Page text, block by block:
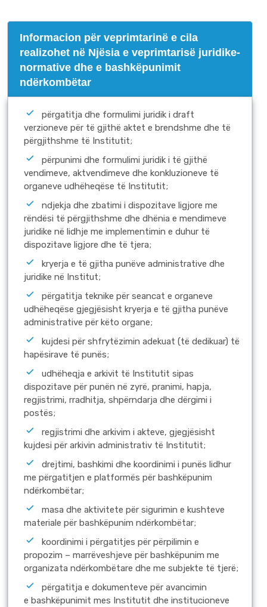
Informacion për veprimtarinë e cila
realizohet në Njësia e veprimtarisë juridike-
normative dhe e bashkëpunimit
ndërkombëtar
përgatitja dhe formulimi juridik i draft
verzioneve për të gjithë aktet e brendshme dhe të
përgjithshme të Institutit;
përpunimi dhe formulimi juridik i të gjithë
vendimeve, aktvendimeve dhe konkluzioneve të
organeve udhëheqëse të Institutit;
ndjekja dhe zbatimi i dispozitave ligjore me
rëndësi të përgjithshme dhe dhënia e mendimeve
juridike në lidhje me implementimin e duhur të
dispozitave ligjore dhe të tjera;
kryerja e të gjitha punëve administrative dhe
juridike në Institut;
përgatitja teknike për seancat e organeve
udhëheqëse gjegjësisht kryerja e të gjitha punëve
administrative për këto organe;
kujdesi për shfrytëzimin adekuat (të dedikuar) të
hapësirave të punës;
udhëheqja e arkivit të Institutit sipas
dispozitave për punën në zyrë, pranimi, hapja,
regjistrimi, rradhitja, shpërndarja dhe dërgimi i
postës;
regjistrimi dhe arkivim i akteve, gjegjësisht
kujdesi për arkivin administrativ të Institutit;
drejtimi, bashkimi dhe koordinimi i punës lidhur
me përgatitjen e platformës për bashkëpunim
ndërkombëtar;
masa dhe aktivitete për sigurimin e kushteve
materiale për bashkëpunim ndërkombëtar;
koordinimi i përgatitjes për përpilimin e
propozim – marrëveshjeve për bashkëpunim me
organizata ndërkombëtare dhe me subjekte të tjerë;
përgatitja e dokumenteve për avancimin
e bashkëpunimit mes Institutit dhe institucioneve